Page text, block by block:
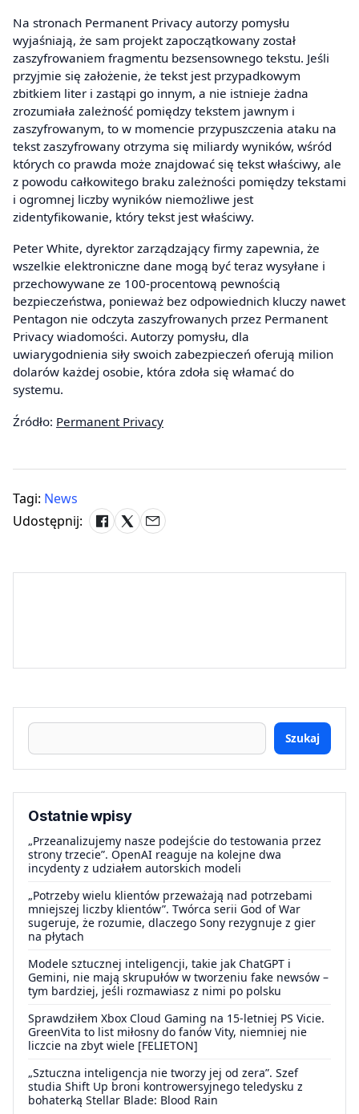
Na stronach Permanent Privacy autorzy pomysłu
wyjaśniają, że sam projekt zapoczątkowany został
zaszyfrowaniem fragmentu bezsensownego tekstu. Jeśli
przyjmie się założenie, że tekst jest przypadkowym
zbitkiem liter i zastąpi go innym, a nie istnieje żadna
zrozumiała zależność pomiędzy tekstem jawnym i
zaszyfrowanym, to w momencie przypuszczenia ataku na
tekst zaszyfrowany otrzyma się miliardy wyników, wśród
których co prawda może znajdować się tekst właściwy, ale
z powodu całkowitego braku zależności pomiędzy tekstami
i ogromnej liczby wyników niemożliwe jest
zidentyfikowanie, który tekst jest właściwy.
Peter White, dyrektor zarządzający firmy zapewnia, że
wszelkie elektroniczne dane mogą być teraz wysyłane i
przechowywane ze 100-procentową pewnością
bezpieczeństwa, ponieważ bez odpowiednich kluczy nawet
Pentagon nie odczyta zaszyfrowanych przez Permanent
Privacy wiadomości. Autorzy pomysłu, dla
uwiarygodnienia siły swoich zabezpieczeń oferują milion
dolarów każdej osobie, która zdoła się włamać do
systemu.
Źródło: Permanent Privacy
Tagi: News
Udostępnij:
Szukaj
Ostatnie wpisy
„Przeanalizujemy nasze podejście do testowania przez
strony trzecie”. OpenAI reaguje na kolejne dwa
incydenty z udziałem autorskich modeli
„Potrzeby wielu klientów przeważają nad potrzebami
mniejszej liczby klientów”. Twórca serii God of War
sugeruje, że rozumie, dlaczego Sony rezygnuje z gier
na płytach
Modele sztucznej inteligencji, takie jak ChatGPT i
Gemini, nie mają skrupułów w tworzeniu fake newsów –
tym bardziej, jeśli rozmawiasz z nimi po polsku
Sprawdziłem Xbox Cloud Gaming na 15-letniej PS Vicie.
GreenVita to list miłosny do fanów Vity, niemniej nie
liczcie na zbyt wiele [FELIETON]
„Sztuczna inteligencja nie tworzy jej od zera”. Szef
studia Shift Up broni kontrowersyjnego teledysku z
bohaterką Stellar Blade: Blood Rain